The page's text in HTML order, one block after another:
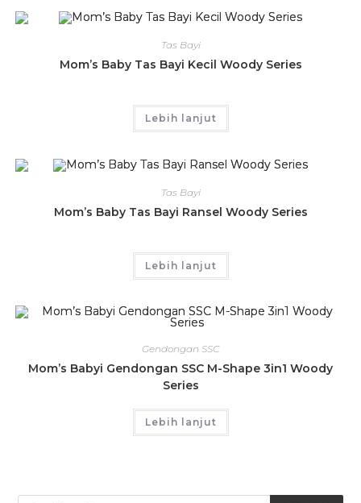
Tas Bayi
Mom’s Baby Tas Bayi Kecil Woody Series
Lebih lanjut
Tas Bayi
Mom’s Baby Tas Bayi Ransel Woody Series
Lebih lanjut
Gendongan SSC
Mom’s Babyi Gendongan SSC M-Shape 3in1 Woody
Series
Lebih lanjut